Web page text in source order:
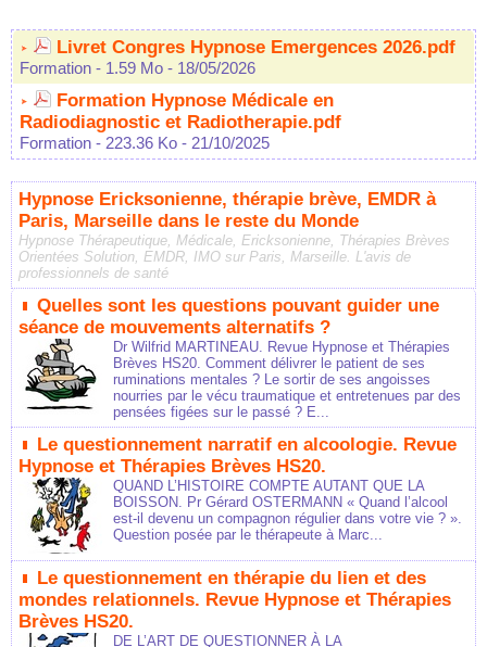
Livret Congres Hypnose Emergences 2026.pdf
Formation - 1.59 Mo - 18/05/2026
Formation Hypnose Médicale en
Radiodiagnostic et Radiotherapie.pdf
Formation - 223.36 Ko - 21/10/2025
Hypnose Ericksonienne, thérapie brève, EMDR à
Paris, Marseille dans le reste du Monde
Hypnose Thérapeutique, Médicale, Ericksonienne, Thérapies Brèves
Orientées Solution, EMDR, IMO sur Paris, Marseille. L'avis de
professionnels de santé
Quelles sont les questions pouvant guider une
séance de mouvements alternatifs ?
Dr Wilfrid MARTINEAU. Revue Hypnose et Thérapies
Brèves HS20. Comment délivrer le patient de ses
ruminations mentales ? Le sortir de ses angoisses
nourries par le vécu traumatique et entretenues par des
pensées figées sur le passé ? E...
Le questionnement narratif en alcoologie. Revue
Hypnose et Thérapies Brèves HS20.
QUAND L’HISTOIRE COMPTE AUTANT QUE LA
BOISSON. Pr Gérard OSTERMANN « Quand l’alcool
est-il devenu un compagnon régulier dans votre vie ? ».
Question posée par le thérapeute à Marc...
Le questionnement en thérapie du lien et des
mondes relationnels. Revue Hypnose et Thérapies
Brèves HS20.
DE L’ART DE QUESTIONNER À LA